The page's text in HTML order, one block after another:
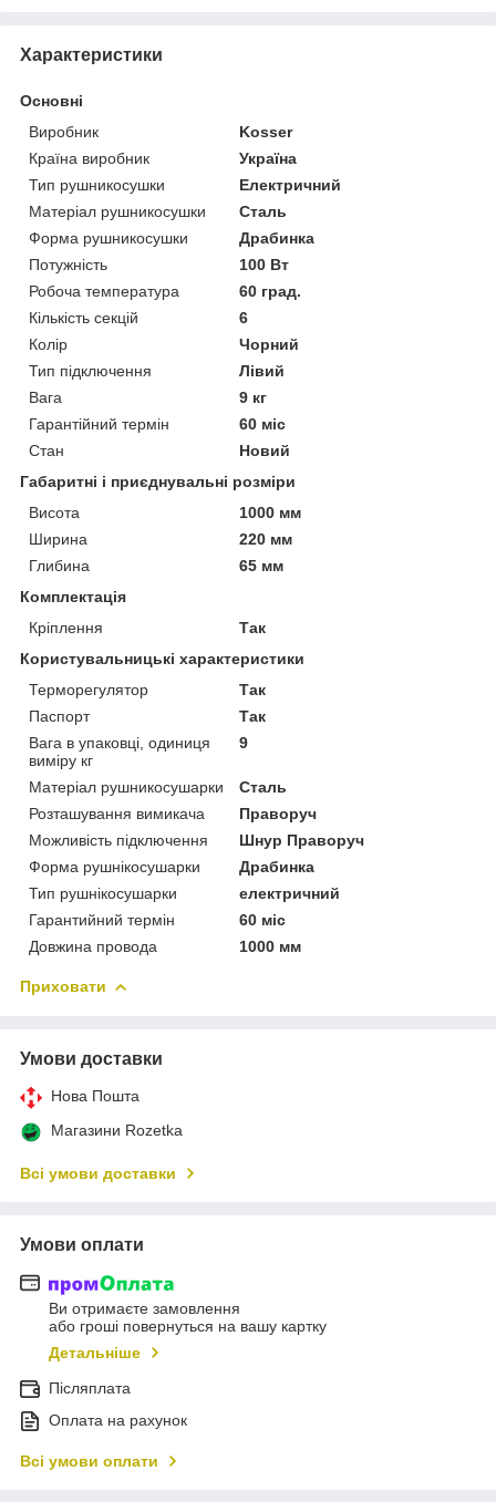
Характеристики
Основні
Виробник
Kosser
Країна виробник
Україна
Тип рушникосушки
Електричний
Матеріал рушникосушки
Сталь
Форма рушникосушки
Драбинка
Потужність
100 Вт
Робоча температура
60 град.
Кількість секцій
6
Колір
Чорний
Тип підключення
Лівий
Вага
9 кг
Гарантійний термін
60 міс
Стан
Новий
Габаритні і приєднувальні розміри
Висота
1000 мм
Ширина
220 мм
Глибина
65 мм
Комплектація
Кріплення
Так
Користувальницькі характеристики
Терморегулятор
Так
Паспорт
Так
Вага в упаковці, одиниця
виміру кг
9
Матеріал рушникосушарки
Сталь
Розташування вимикача
Праворуч
Можливість підключення
Шнур Праворуч
Форма рушнікосушарки
Драбинка
Тип рушнікосушарки
електричний
Гарантийний термін
60 міс
Довжина провода
1000 мм
Приховати
Умови доставки
Нова Пошта
Магазини Rozetka
Всі умови доставки
Умови оплати
Ви отримаєте замовлення
або гроші повернуться на вашу картку
Детальніше
Післяплата
Оплата на рахунок
Всі умови оплати